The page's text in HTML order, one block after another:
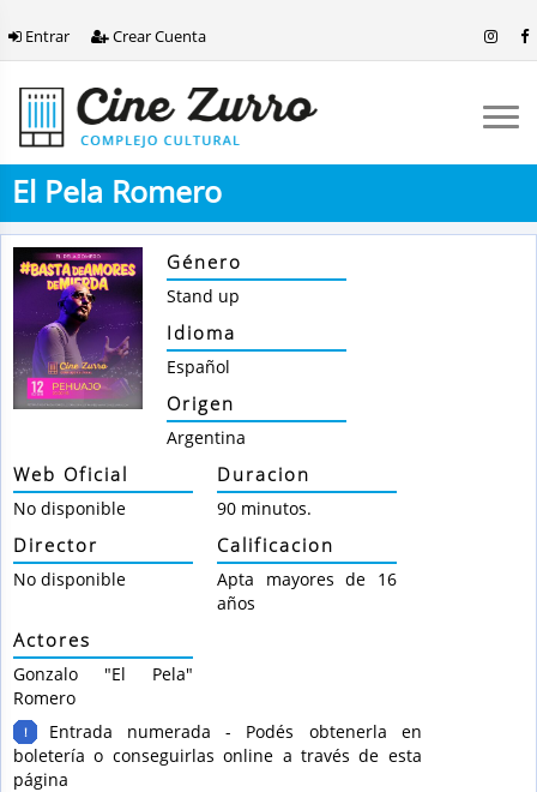
Entrar Crear Cuenta
El Pela Romero
Género
Stand up
Idioma
Español
Origen
Argentina
Web Oficial
No disponible
Duracion
90 minutos.
Director
No disponible
Calificacion
Apta mayores de 16
años
Actores
Gonzalo "El Pela"
Romero
!
Entrada numerada - Podés obtenerla en
boletería o conseguirlas online a través de esta
página